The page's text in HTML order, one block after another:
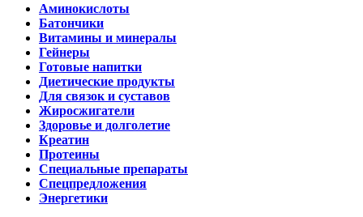
Аминокислоты
Батончики
Витамины и минералы
Гейнеры
Готовые напитки
Диетические продукты
Для связок и суставов
Жиросжигатели
Здоровье и долголетие
Креатин
Протеины
Специальные препараты
Спецпредложения
Энергетики